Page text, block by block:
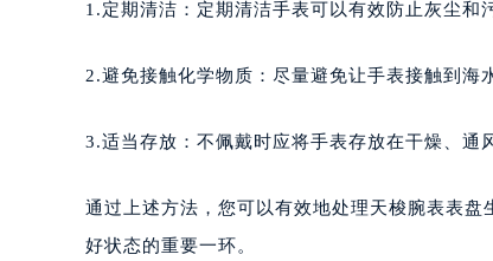
1.定期清洁：定期清洁手表可以有效防止灰尘和
2.避免接触化学物质：尽量避免让手表接触到海
3.适当存放：不佩戴时应将手表存放在干燥、通
通过上述方法，您可以有效地处理天梭腕表表
好状态的重要一环。